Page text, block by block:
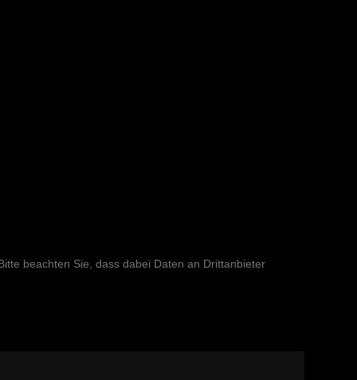
beachten Sie, dass dabei Daten an Drittanbieter